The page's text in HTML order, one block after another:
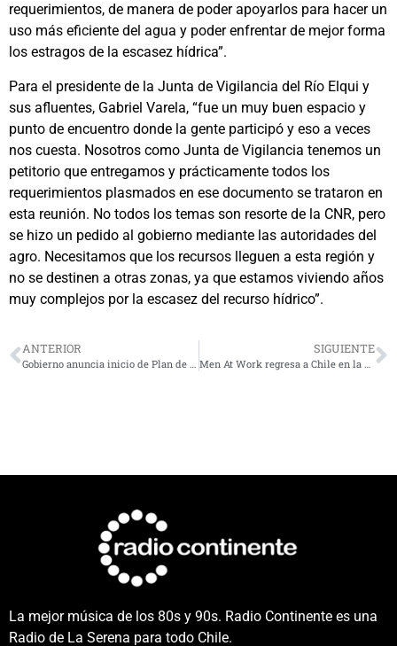
requerimientos, de manera de poder apoyarlos para hacer un
uso más eficiente del agua y poder enfrentar de mejor forma
los estragos de la escasez hídrica”.
Para el presidente de la Junta de Vigilancia del Río Elqui y
sus afluentes, Gabriel Varela, “fue un muy buen espacio y
punto de encuentro donde la gente participó y eso a veces
nos cuesta. Nosotros como Junta de Vigilancia tenemos un
petitorio que entregamos y prácticamente todos los
requerimientos plasmados en ese documento se trataron en
esta reunión. No todos los temas son resorte de la CNR, pero
se hizo un pedido al gobierno mediante las autoridades del
agro. Necesitamos que los recursos lleguen a esta región y
no se destinen a otras zonas, ya que estamos viviendo años
muy complejos por la escasez del recurso hídrico”.
ANTERIOR
Gobierno anuncia inicio de Plan de Recuperación Agropecuaria de región de Coquimbo
SIGUIENTE
Men At Work regresa a Chile en la nueva versión del Festival de Viña del Mar
La mejor música de los 80s y 90s. Radio Continente es una
Radio de La Serena para todo Chile.